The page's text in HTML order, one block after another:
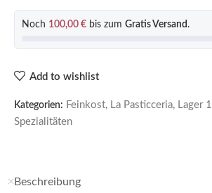
Noch 100,00 € bis zum Gratis Versand .
Add to wishlist
Kategorien: Feinkost, La Pasticceria, Lager 1
Spezialitäten
Beschreibung